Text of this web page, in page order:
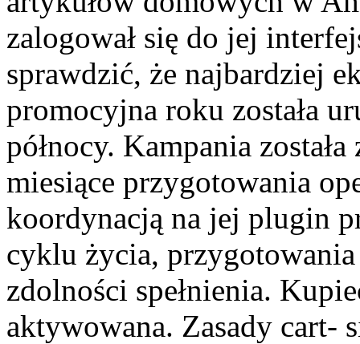
zalogował się do jej
sprawdzić, że najbardziej
promocyjna roku została
północy. Kampania
miesiące przygotowania
koordynacją na jej plugin
cyklu życia,
zdolności spełnienia.
aktywowana. Zasady cart-